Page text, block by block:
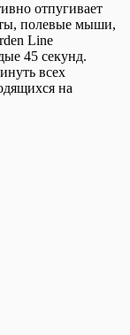
отпугивает
полевые мыши,
Line
45 секунд.
всех
на